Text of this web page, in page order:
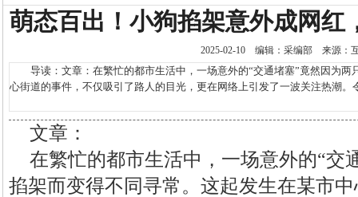
萌态百出！小狗掐架意外成网红
2025-02-10 编辑：采编部 来源
导读：文章：在繁忙的都市生活中，一场意外的“交通堵塞”竟然因为两
心街道的事件，不仅吸引了路人的目光，更在网络上引发了一波关注热潮。
文章：
在繁忙的都市生活中，一场意外的“交
掐架而变得不同寻常。这起发生在某市